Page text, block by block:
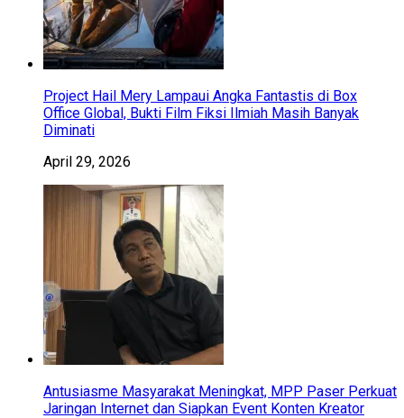
Project Hail Mery Lampaui Angka Fantastis di Box
Office Global, Bukti Film Fiksi Ilmiah Masih Banyak
Diminati
April 29, 2026
Antusiasme Masyarakat Meningkat, MPP Paser Perkuat
Jaringan Internet dan Siapkan Event Konten Kreator